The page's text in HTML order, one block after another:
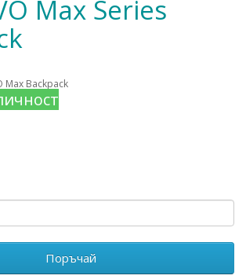
Max Series
Max Backpack
Поръчай